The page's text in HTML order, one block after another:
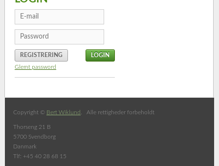
REGISTRERING
Glemt password
Copyright © Bert Wiklund . Alle rettigheder forbeholdt
Thorseng 21 B
5700 Svendborg
Danmark
Tlf: +45 40 28 68 15